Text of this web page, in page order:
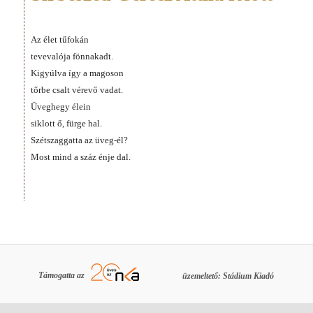
Az élet tűfokán
tevevalója fönnakadt.
Kigyúlva így a magoson
tőrbe csalt vérevő vadat.
Üveghegy élein
siklott ő, fürge hal.
Szétszaggatta az üveg-él?
Most mind a száz énje dal.
Támogatta az üzemeltető: Stádium Kiadó